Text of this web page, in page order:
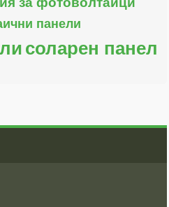
панели
соларен панел